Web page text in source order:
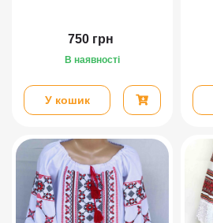
750 грн
В наявності
У кошик